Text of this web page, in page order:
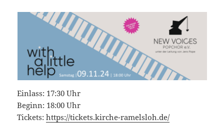
Einlass: 17:30 Uhr
Beginn: 18:00 Uhr
Tickets:https://tickets.kirche-ramelsloh.de/